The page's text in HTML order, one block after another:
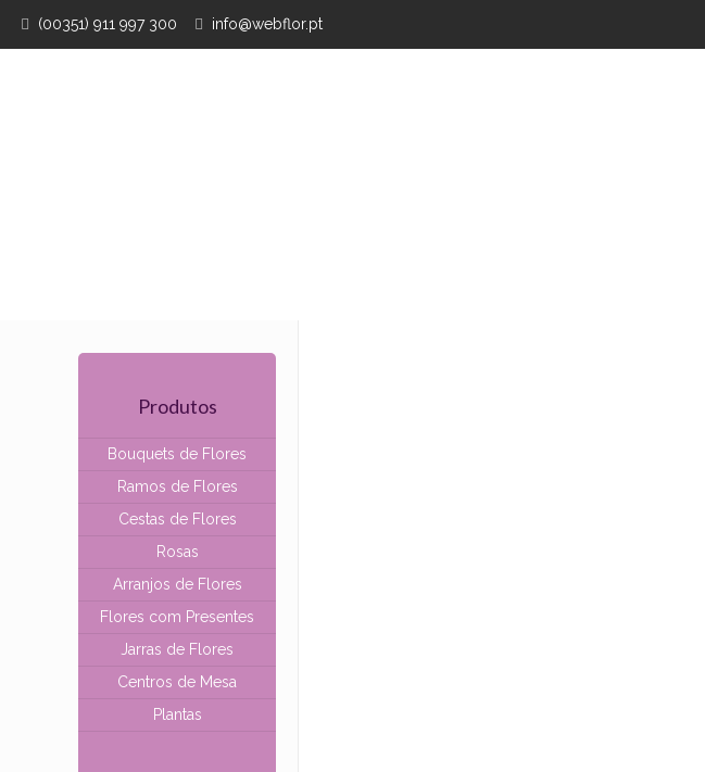
(00351) 911 997 300 info@webflor.pt
Produtos
Bouquets de Flores
Ramos de Flores
Cestas de Flores
Rosas
Arranjos de Flores
Flores com Presentes
Jarras de Flores
Centros de Mesa
Plantas